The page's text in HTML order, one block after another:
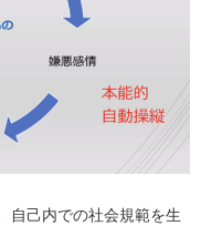
自己内での社会規範を生